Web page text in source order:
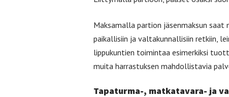
Maksamalla partion jäsenmaksun
paikallisiin ja valtakunnallisiin retkiin,
lippukuntien toimintaa esimerkiksi
muita harrastuksen mahdollistavia
Tapaturma-, matkatavara- ja